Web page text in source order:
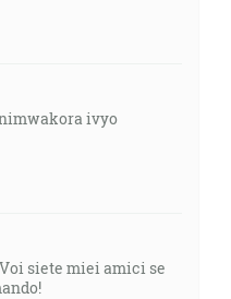
ivyo
Voi siete miei amici se